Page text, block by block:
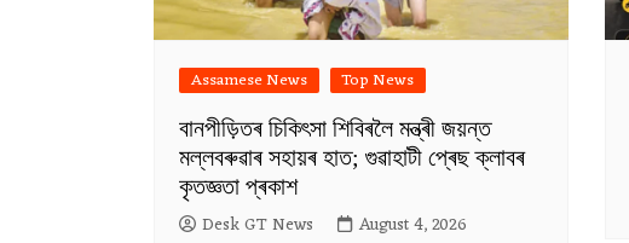
Assamese News Top News
বানপীড়িতৰ চিকিৎসা শিবিৰলৈ মন্ত্ৰী জয়ন্ত
মল্লবৰুৱাৰ সহায়ৰ হাত; গুৱাহাটী প্ৰেছ ক্লাবৰ
কৃতজ্ঞতা প্ৰকাশ
Desk GT News August 4, 2026